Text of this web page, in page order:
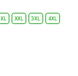
XL XXL 3XL 4XL